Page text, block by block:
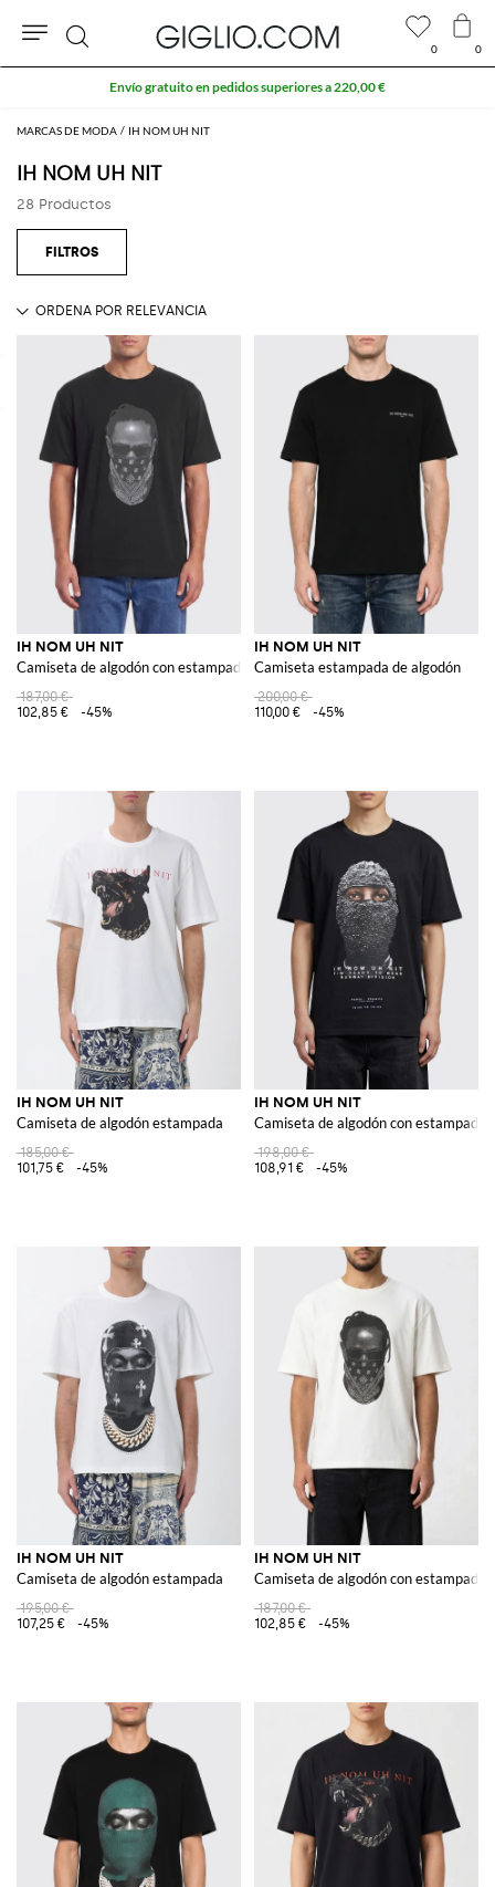
MARCAS DE MODA IH NOM UH NIT
IH NOM UH NIT
28 Productos
IH NOM UH NIT
Camiseta de algodón con estampado gráfico
187,00 €
102,85 €
-45%
IH NOM UH NIT
Camiseta estampada de algodón
200,00 €
110,00 €
-45%
IH NOM UH NIT
Camiseta de algodón estampada
185,00 €
101,75 €
-45%
IH NOM UH NIT
Camiseta de algodón con estampado
198,00 €
108,91 €
-45%
IH NOM UH NIT
Camiseta de algodón estampada
195,00 €
107,25 €
-45%
IH NOM UH NIT
Camiseta de algodón con estampado
187,00 €
102,85 €
-45%
0 0
Buscar
Envío gratuito en pedidos superiores a 220,00 €